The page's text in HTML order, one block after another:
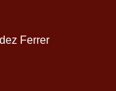
Ferrer